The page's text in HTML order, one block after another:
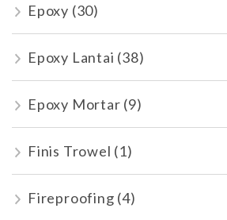
Epoxy (30)
Epoxy Lantai (38)
Epoxy Mortar (9)
Finis Trowel (1)
Fireproofing (4)